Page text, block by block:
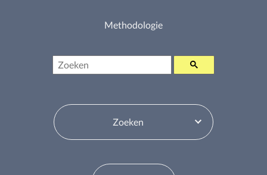
Methodologie
Zoeken
Inhoudsopgavewisselaar